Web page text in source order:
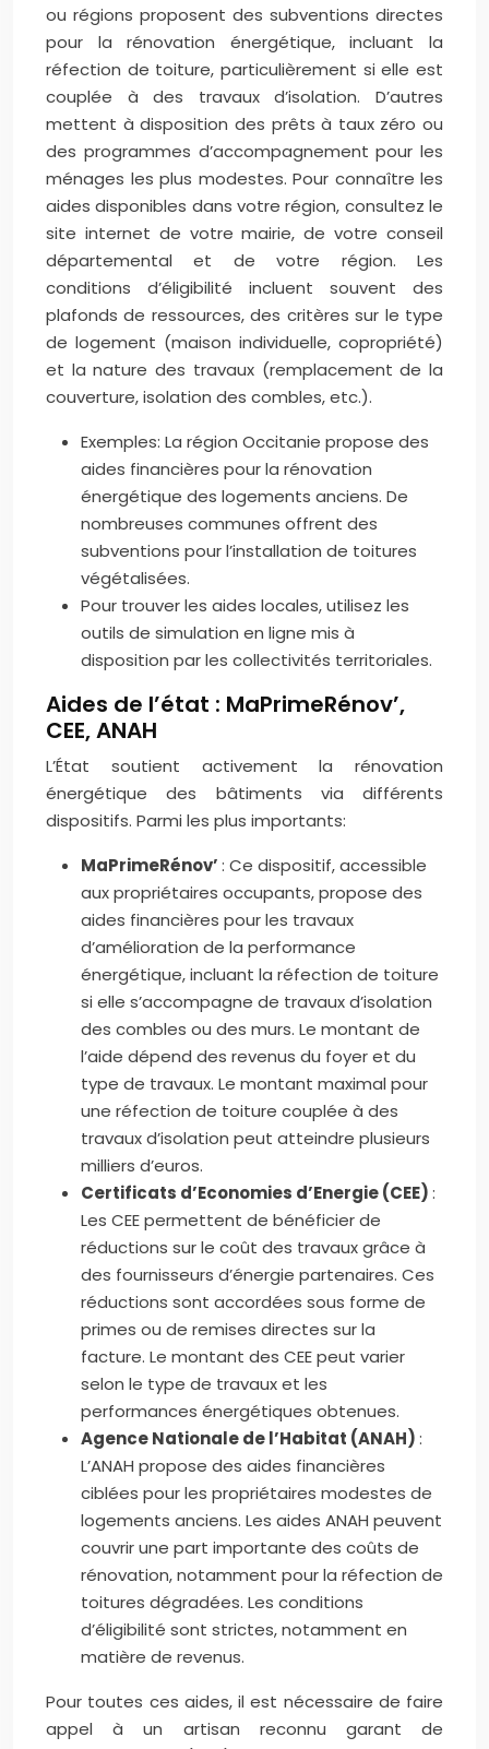
ou régions proposent des subventions directes
pour la rénovation énergétique, incluant la
réfection de toiture, particulièrement si elle est
couplée à des travaux d’isolation. D’autres
mettent à disposition des prêts à taux zéro ou
des programmes d’accompagnement pour les
ménages les plus modestes. Pour connaître les
aides disponibles dans votre région, consultez le
site internet de votre mairie, de votre conseil
départemental et de votre région. Les
conditions d’éligibilité incluent souvent des
plafonds de ressources, des critères sur le type
de logement (maison individuelle, copropriété)
et la nature des travaux (remplacement de la
couverture, isolation des combles, etc.).
Exemples: La région Occitanie propose des
aides financières pour la rénovation
énergétique des logements anciens. De
nombreuses communes offrent des
subventions pour l’installation de toitures
végétalisées.
Pour trouver les aides locales, utilisez les
outils de simulation en ligne mis à
disposition par les collectivités territoriales.
Aides de l’état : MaPrimeRénov’,
CEE, ANAH
L’État soutient activement la rénovation
énergétique des bâtiments via différents
dispositifs. Parmi les plus importants:
MaPrimeRénov’: Ce dispositif, accessible
aux propriétaires occupants, propose des
aides financières pour les travaux
d’amélioration de la performance
énergétique, incluant la réfection de toiture
si elle s’accompagne de travaux d’isolation
des combles ou des murs. Le montant de
l’aide dépend des revenus du foyer et du
type de travaux. Le montant maximal pour
une réfection de toiture couplée à des
travaux d’isolation peut atteindre plusieurs
milliers d’euros.
Certificats d’Economies d’Energie (CEE):
Les CEE permettent de bénéficier de
réductions sur le coût des travaux grâce à
des fournisseurs d’énergie partenaires. Ces
réductions sont accordées sous forme de
primes ou de remises directes sur la
facture. Le montant des CEE peut varier
selon le type de travaux et les
performances énergétiques obtenues.
Agence Nationale de l’Habitat (ANAH):
L’ANAH propose des aides financières
ciblées pour les propriétaires modestes de
logements anciens. Les aides ANAH peuvent
couvrir une part importante des coûts de
rénovation, notamment pour la réfection de
toitures dégradées. Les conditions
d’éligibilité sont strictes, notamment en
matière de revenus.
Pour toutes ces aides, il est nécessaire de faire
appel à un artisan reconnu garant de